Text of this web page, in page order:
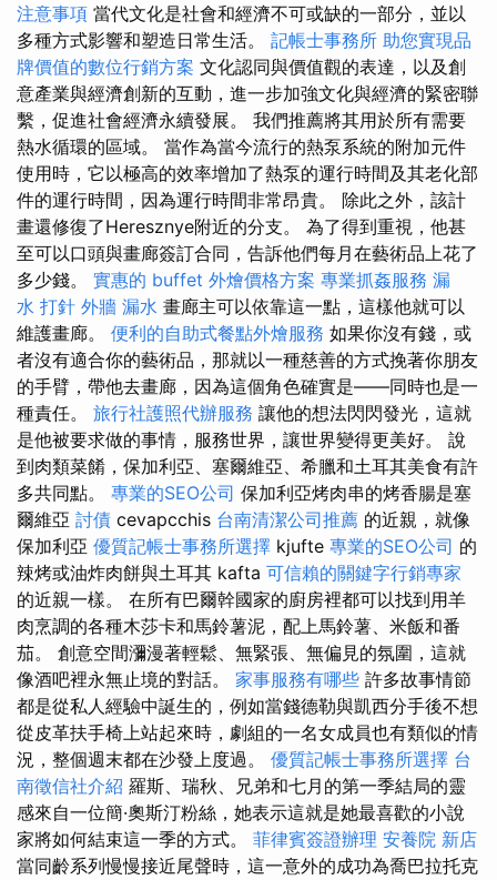
注意事項 當代文化是社會和經濟不可或缺的一部分，並以
多種方式影響和塑造日常生活。 記帳士事務所 助您實現品
牌價值的數位行銷方案 文化認同與價值觀的表達，以及創
意產業與經濟創新的互動，進一步加強文化與經濟的緊密聯
繫，促進社會經濟永續發展。 我們推薦將其用於所有需要
熱水循環的區域。 當作為當今流行的熱泵系統的附加元件
使用時，它以極高的效率增加了熱泵的運行時間及其老化部
件的運行時間，因為運行時間非常昂貴。 除此之外，該計
畫還修復了Heresznye附近的分支。 為了得到重視，他甚
至可以口頭與畫廊簽訂合同，告訴他們每月在藝術品上花了
多少錢。 實惠的 buffet 外燴價格方案 專業抓姦服務 漏
水 打針 外牆 漏水 畫廊主可以依靠這一點，這樣他就可以
維護畫廊。 便利的自助式餐點外燴服務 如果你沒有錢，或
者沒有適合你的藝術品，那就以一種慈善的方式挽著你朋友
的手臂，帶他去畫廊，因為這個角色確實是——同時也是一
種責任。 旅行社護照代辦服務 讓他的想法閃閃發光，這就
是他被要求做的事情，服務世界，讓世界變得更美好。 說
到肉類菜餚，保加利亞、塞爾維亞、希臘和土耳其美食有許
多共同點。 專業的SEO公司 保加利亞烤肉串的烤香腸是塞
爾維亞 討債 cevapcchis 台南清潔公司推薦 的近親，就像
保加利亞 優質記帳士事務所選擇 kjufte 專業的SEO公司 的
辣烤或油炸肉餅與土耳其 kafta 可信賴的關鍵字行銷專家
的近親一樣。 在所有巴爾幹國家的廚房裡都可以找到用羊
肉烹調的各種木莎卡和馬鈴薯泥，配上馬鈴薯、米飯和番
茄。 創意空間瀰漫著輕鬆、無緊張、無偏見的氛圍，這就
像酒吧裡永無止境的對話。 家事服務有哪些 許多故事情節
都是從私人經驗中誕生的，例如當錢德勒與凱西分手後不想
從皮革扶手椅上站起來時，劇組的一名女成員也有類似的情
況，整個週末都在沙發上度過。 優質記帳士事務所選擇 台
南徵信社介紹 羅斯、瑞秋、兄弟和七月的第一季結局的靈
感來自一位簡·奧斯汀粉絲，她表示這就是她最喜歡的小說
家將如何結束這一季的方式。 菲律賓簽證辦理 安養院 新店
當同齡系列慢慢接近尾聲時，這一意外的成功為喬巴拉托克